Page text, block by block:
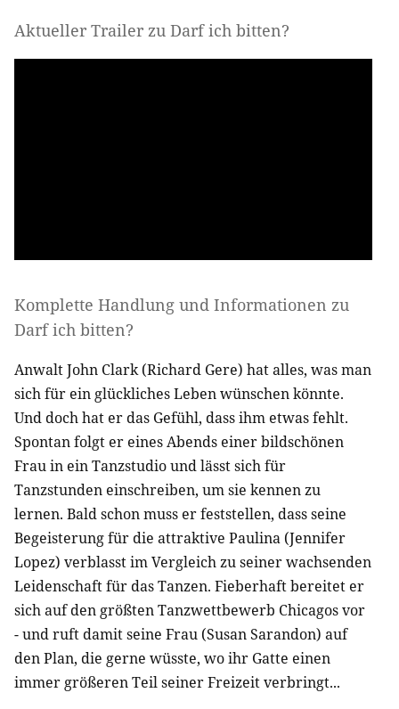
Aktueller Trailer zu Darf ich bitten?
Komplette Handlung und Informationen zu
Darf ich bitten?
Anwalt John Clark (Richard Gere) hat alles, was man
sich für ein glückliches Leben wünschen könnte.
Und doch hat er das Gefühl, dass ihm etwas fehlt.
Spontan folgt er eines Abends einer bildschönen
Frau in ein Tanzstudio und lässt sich für
Tanzstunden einschreiben, um sie kennen zu
lernen. Bald schon muss er feststellen, dass seine
Begeisterung für die attraktive Paulina (Jennifer
Lopez) verblasst im Vergleich zu seiner wachsenden
Leidenschaft für das Tanzen. Fieberhaft bereitet er
sich auf den größten Tanzwettbewerb Chicagos vor
- und ruft damit seine Frau (Susan Sarandon) auf
den Plan, die gerne wüsste, wo ihr Gatte einen
immer größeren Teil seiner Freizeit verbringt...